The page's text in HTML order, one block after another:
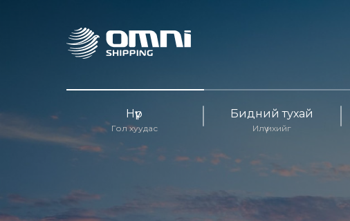
Нүүр
Гол хуудас
Бидний тухай
Илүү ихийг